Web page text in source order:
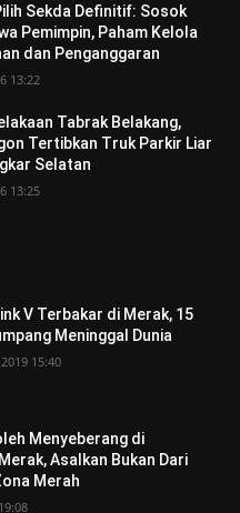
Sekda Definitif: Sosok
Pemimpin, Paham Kelola
dan Penganggaran
13:22
Tabrak Belakang,
Tertibkan Truk Parkir Liar
Selatan
13:25
V Terbakar di Merak, 15
Meninggal Dunia
15:40
Menyeberang di
Asalkan Bukan Dari
Merah